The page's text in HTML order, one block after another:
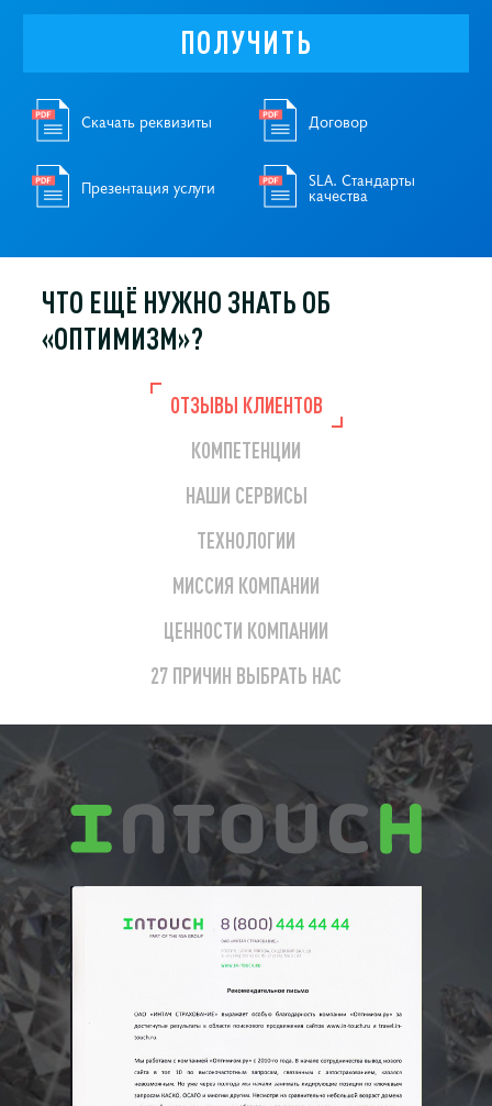
ПОЛУЧИТЬ
Скачать реквизиты Договор
Презентация услуги SLA. Стандарты
качества
ЧТО ЕЩЁ НУЖНОЗНАТЬ ОБ
«ОПТИМИЗМ»?
ОТЗЫВЫ КЛИЕНТОВ
КОМПЕТЕНЦИИ
НАШИ СЕРВИСЫ
ТЕХНОЛОГИИ
МИССИЯ КОМПАНИИ
ЦЕННОСТИ КОМПАНИИ
27 ПРИЧИН ВЫБРАТЬ НАС